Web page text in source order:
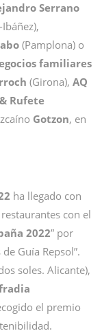
Serrano
Ibáñez),
(Pamplona) o
familiares
(Girona), AQ
Rufete
Gotzon, en
ha llegado con
con el
2022” por
Guía Repsol”.
soles. Alicante),
el premio